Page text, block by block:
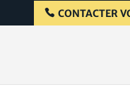
CONTACTER